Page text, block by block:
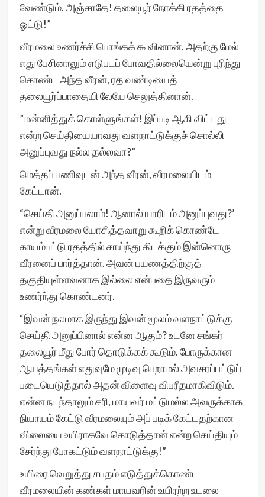
வேண்டும். அஞ்சாதே! தலையூர் நோக்கி ரதத்தை
ஓட்டு!”
வீரமலை உணர்ச்சி பொங்கக் கூவினான். அதற்கு மேல்
எது பேசினாலும் எடுபடப் போவதில்லையென்று புரிந்து
கொண்ட அந்த வீரன், ரத வண்டியைத்
தலையூர்ப்பாதையி லேயே செலுத்தினான்.
”மன்னித்துக் கொள்ளுங்கள்! இப்படி ஆகி விட்டது
என்ற செய்தியையாவது வளநாட்டுக்குச் சொல்லி
அனுப்புவது நல்ல தல்லவா?”
மெத்தப் பணிவுடன் அந்த வீரன், வீரமலையிடம்
கேட்டான்.
“செய்தி அனுப்பலாம்! ஆனால் யாரிடம் அனுப்புவது?’
என்று வீரமலை யோசித்தவாறு கூறிக் கொண்டே
காயம்பட்டு ரதத்தில் சாய்ந்து கிடக்கும் இன்னொரு
வீரனைப் பார்த்தான். அவன் பயணத்திற்குத்
தகுதியுள்ளவனாக இல்லை என்பதை இருவரும்
உணர்ந்து கொண்டனர்.
“இவன் நலமாக இருந்து இவன் மூலம் வளநாட்டுக்கு
செய்தி அனுப்பினால் என்ன ஆகும்? உடனே சங்கர்
தலையூர் மீது போர் தொடுக்கக் கூடும். போருக்கான
ஆயத்தங்கள் எதுவுமே முடிவு பெறாமல் அவசரப்பட்டுப்
படையெடுத்தால் அதன் விளைவு விபரீதமாகிவிடும்.
என்ன நடந்தாலும் சரி, மாயவர் மட்டுமல்ல அவருக்காக
நியாயம் கேட்டு வீரமலையும் அப் படிக் கேட்டதற்கான
விலையை உயிராகவே கொடுத்தான் என்ற செய்தியும்
சேர்ந்து போகட்டும் வளநாட்டுக்கு!”
உயிரை வெறுத்து சபதம் எடுத்துக்கொண்ட
வீரமலையின் கண்கள் மாயவரின் உயிரற்ற உடலை